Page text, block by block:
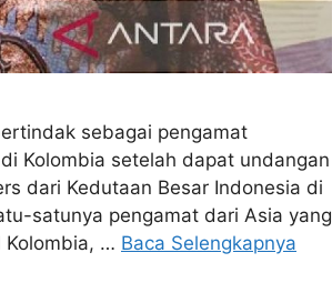
sebagai pengamat
Kolombia setelah dapat undangan
dari Kedutaan Besar Indonesia di
satunya pengamat dari Asia yang
Kolombia, … Baca Selengkapnya